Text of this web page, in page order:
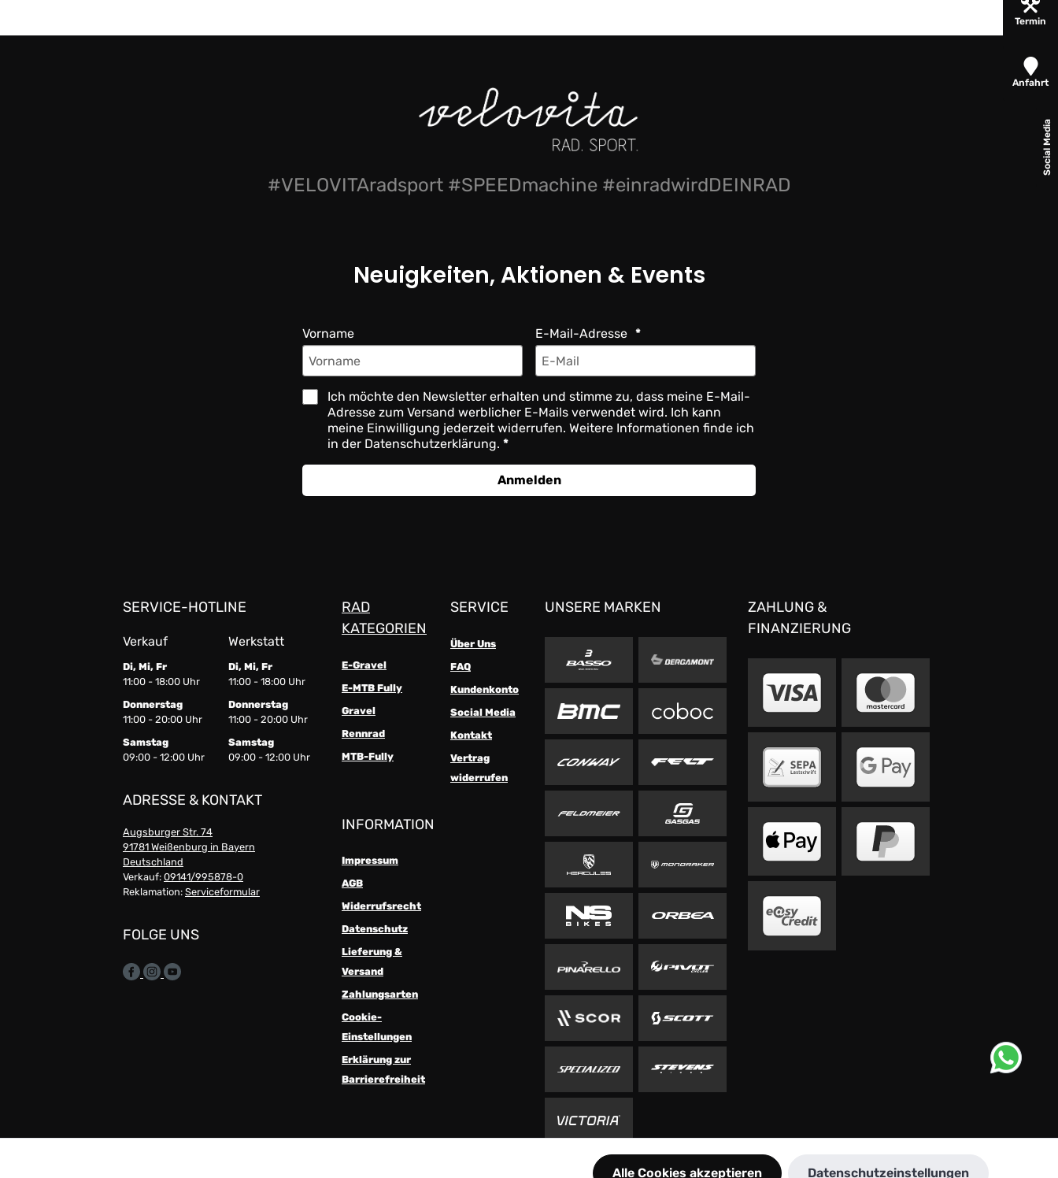
#VELOVITAradsport #SPEEDmachine #einradwirdDEINRAD
Neuigkeiten, Aktionen & Events
Vorname E-Mail-Adresse
Ich möchte den Newsletter erhalten und stimme zu, dass meine E-Mail-
Adresse zum Versand werblicher E-Mails verwendet wird. Ich kann
meine Einwilligung jederzeit widerrufen. Weitere Informationen finde ich
in der Datenschutzerklärung.
Anmelden
SERVICE-HOTLINE
Verkauf Werkstatt
Di, Mi, Fr
11:00 - 18:00 Uhr
Di, Mi, Fr
11:00 - 18:00 Uhr
Donnerstag
11:00 - 20:00 Uhr
Donnerstag
11:00 - 20:00 Uhr
Samstag
09:00 - 12:00 Uhr
Samstag
09:00 - 12:00 Uhr
ADRESSE & KONTAKT
Augsburger Str. 74
91781 Weißenburg in Bayern
Deutschland
Verkauf: 09141/995878-0
Reklamation: Serviceformular
FOLGE UNS
RAD
KATEGORIEN
E-Gravel
E-MTB Fully
Gravel
Rennrad
MTB-Fully
SERVICE
Über Uns
FAQ
Kundenkonto
Social Media
Kontakt
Vertrag
widerrufen
INFORMATION
Impressum
AGB
Widerrufsrecht
Datenschutz
Lieferung &
Versand
Zahlungsarten
Cookie-
Einstellungen
Erklärung zur
Barrierefreiheit
UNSERE MARKEN
ZAHLUNG &
FINANZIERUNG
Termin
Anfahrt
Social Media
Alle Cookies akzeptieren Datenschutzeinstellungen